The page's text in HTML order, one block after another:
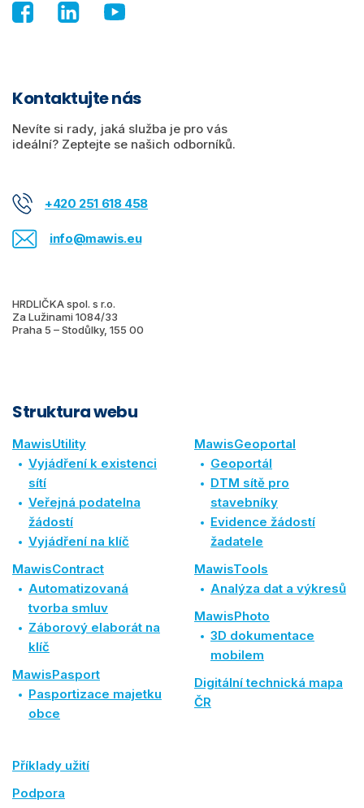
Kontaktujte nás
Nevíte si rady, jaká služba je pro vás
ideální? Zeptejte se našich odborníků.
+420 251 618 458
info@mawis.eu
HRDLIČKA spol. s r.o.
Za Lužinami 1084/33
Praha 5 – Stodůlky, 155 00
Struktura webu
MawisUtility
Vyjádření k existenci
sítí
Veřejná podatelna
žádostí
Vyjádření na klíč
MawisContract
Automatizovaná
tvorba smluv
Záborový elaborát na
klíč
MawisPasport
Pasportizace majetku
obce
MawisGeoportal
Geoportál
DTM sítě pro
stavebníky
Evidence žádostí
žadatele
MawisTools
Analýza dat a výkresů
MawisPhoto
3D dokumentace
mobilem
Digitální technická mapa
ČR
Příklady užití
Podpora